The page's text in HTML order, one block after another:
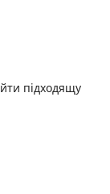
підходящу